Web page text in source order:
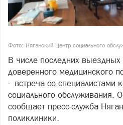
Фото: Няганский Центр социального
В числе последних выездных
доверенного медицинского
- встреча со специалистами
социального обслуживания.
сообщает пресс-служба
поликлиники.